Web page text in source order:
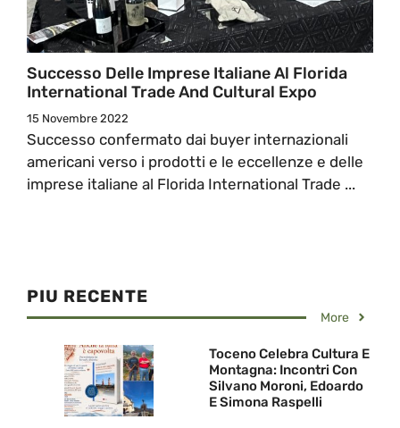
Successo Delle Imprese Italiane Al Florida
International Trade And Cultural Expo
15 Novembre 2022
Successo confermato dai buyer internazionali
americani verso i prodotti e le eccellenze e delle
imprese italiane al Florida International Trade ...
PIU RECENTE
More
Toceno Celebra Cultura E
Montagna: Incontri Con
Silvano Moroni, Edoardo
E Simona Raspelli